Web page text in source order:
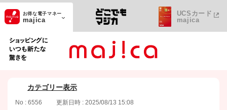
ショッピングにいつも新たな驚きを
お得な電子マネー
majica
UCSカード
majica
カテゴリー表示
No : 6556 更新日時 : 2025/08/13 15:08